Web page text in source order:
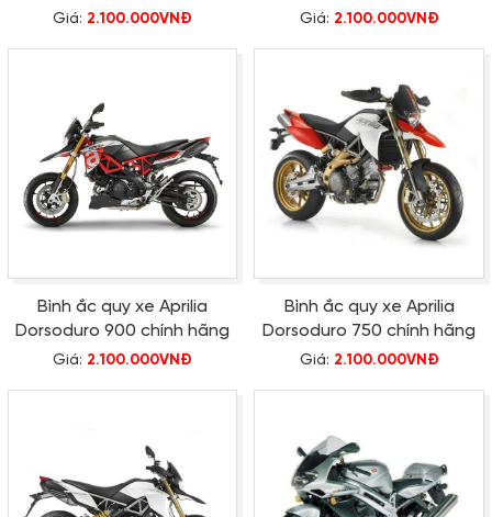
Giá: 2.100.000VNĐ Giá: 2.100.000VNĐ
Bình ắc quy xe Aprilia
Dorsoduro 900 chính hãng
Giá: 2.100.000VNĐ
Bình ắc quy xe Aprilia
Dorsoduro 750 chính hãng
Giá: 2.100.000VNĐ